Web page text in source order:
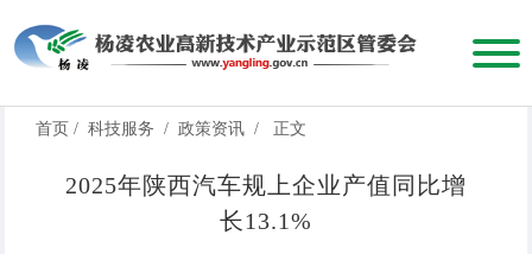
首页 / 科技服务 / 政策资讯 / 正文
2025年陕西汽车规上企业产值同比增
长13.1%